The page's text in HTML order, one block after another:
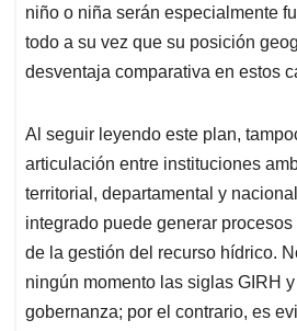
niño o niña serán especialmente
todo a su vez que su posición
desventaja comparativa en estos
Al seguir leyendo este plan,
articulación entre instituciones
territorial, departamental y
integrado puede generar
de la gestión del recurso hídrico.
ningún momento las siglas GIRH
gobernanza; por el contrario, es